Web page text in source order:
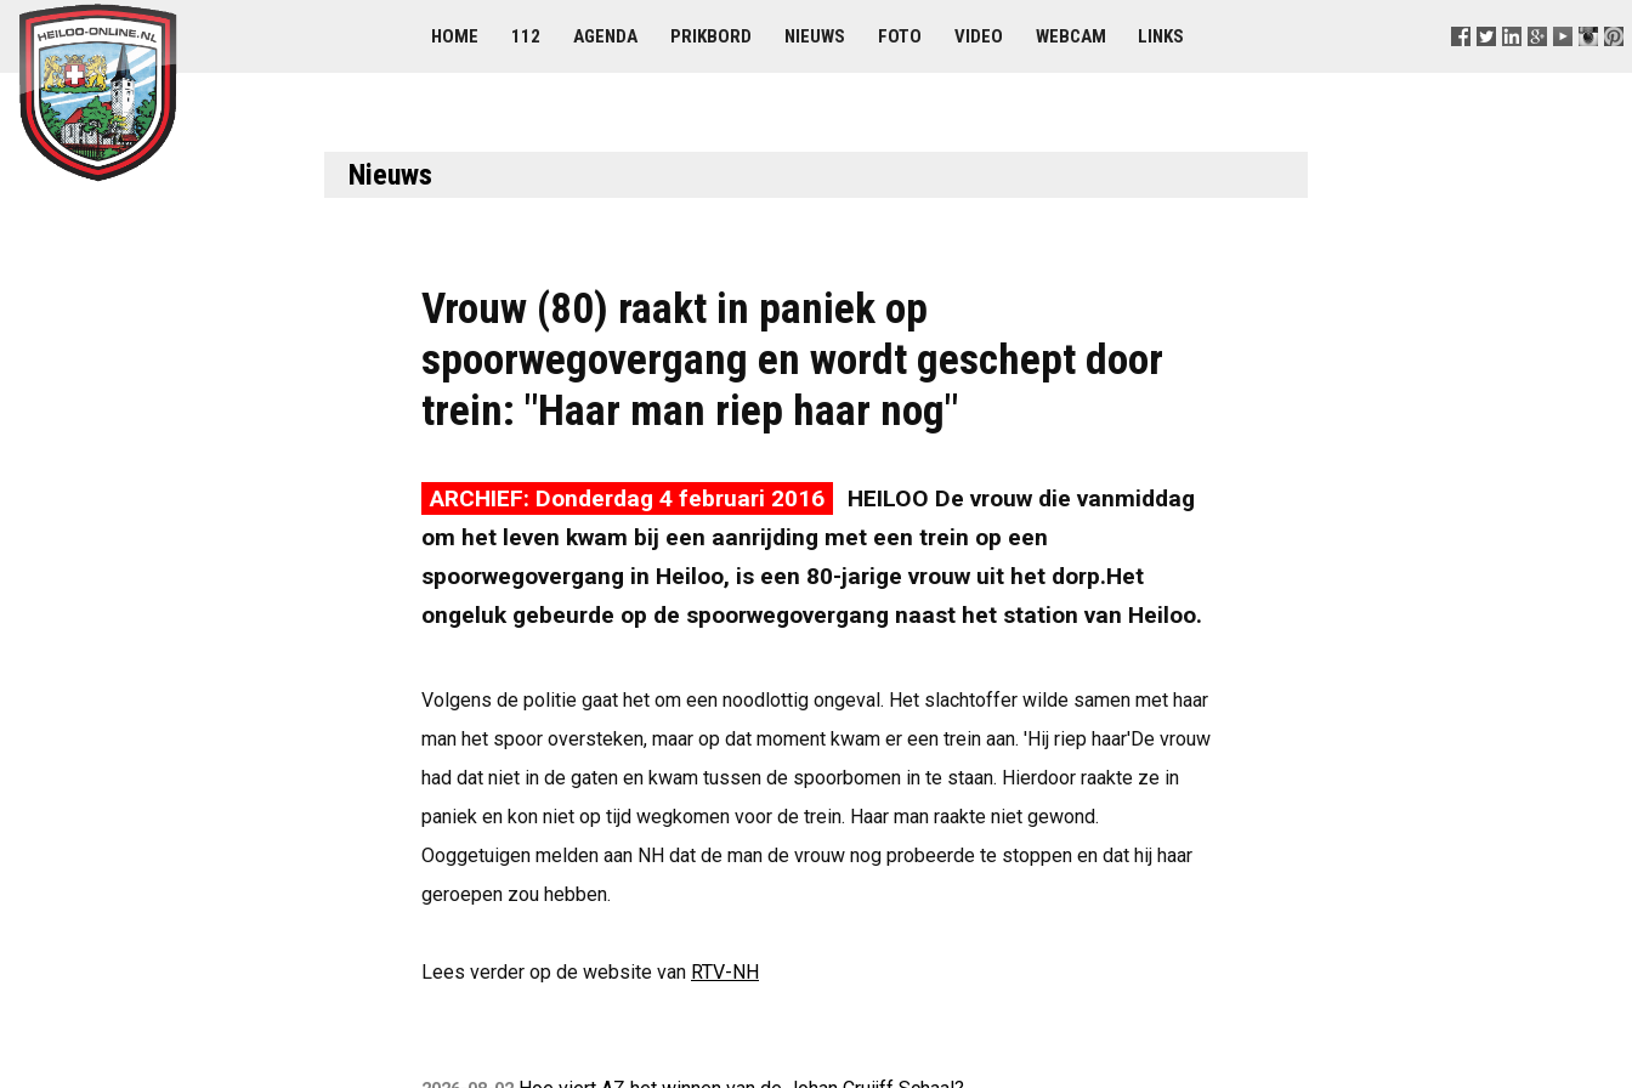
HOME 112 AGENDA PRIKBORD NIEUWS FOTO VIDEO WEBCAM LINKS
Nieuws
Vrouw (80) raakt in paniek op
spoorwegovergang en wordt geschept door
trein: "Haar man riep haar nog"
ARCHIEF: Donderdag 4 februari 2016
HEILOO De vrouw die vanmiddag
om het leven kwam bij een aanrijding met een trein op een
spoorwegovergang in Heiloo, is een 80-jarige vrouw uit het dorp.Het
ongeluk gebeurde op de spoorwegovergang naast het station van Heiloo.
Volgens de politie gaat het om een noodlottig ongeval. Het slachtoffer wilde samen met haar
man het spoor oversteken, maar op dat moment kwam er een trein aan. 'Hij riep haar'De vrouw
had dat niet in de gaten en kwam tussen de spoorbomen in te staan. Hierdoor raakte ze in
paniek en kon niet op tijd wegkomen voor de trein. Haar man raakte niet gewond.
Ooggetuigen melden aan NH dat de man de vrouw nog probeerde te stoppen en dat hij haar
geroepen zou hebben.
Lees verder op de website van RTV-NH